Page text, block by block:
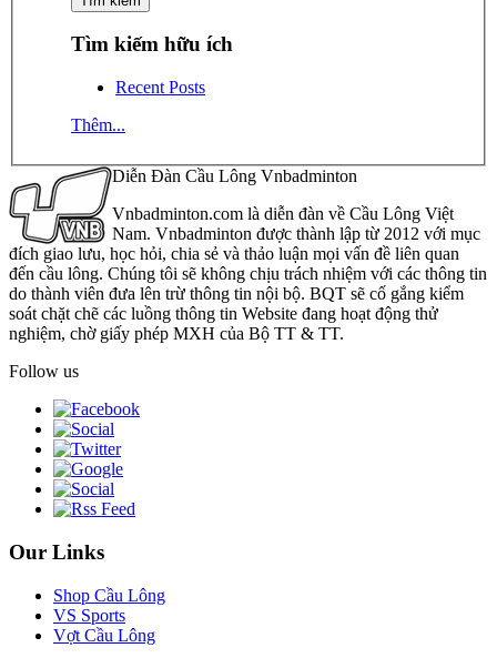
Tìm kiếm hữu ích
Recent Posts
Thêm...
Diễn Đàn Cầu Lông Vnbadminton
Vnbadminton.com là diễn đàn về Cầu Lông Việt
Nam. Vnbadminton được thành lập từ 2012 với mục
đích giao lưu, học hỏi, chia sẻ và thảo luận mọi vấn đề liên quan
đến cầu lông. Chúng tôi sẽ không chịu trách nhiệm với các thông tin
do thành viên đưa lên trừ thông tin nội bộ. BQT sẽ cố gắng kiểm
soát chặt chẽ các luồng thông tin Website đang hoạt động thử
nghiệm, chờ giấy phép MXH của Bộ TT & TT.
Follow us
Our Links
Shop Cầu Lông
VS Sports
Vợt Cầu Lông